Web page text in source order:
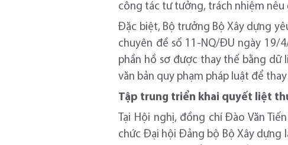
công tác tư tưởng, trách nhiệm nêu
Đặc biệt, Bộ trưởng Bộ Xây dựng
chuyên đề số 11-NQ/ĐU ngày 19/
phần hồ sơ được thay thế bằng dữ
văn bản quy phạm pháp luật để
Tập trung triển khai quyết liệt
Tại Hội nghị, đồng chí Đào Văn
chức Đại hội Đảng bộ Bộ Xây dựng